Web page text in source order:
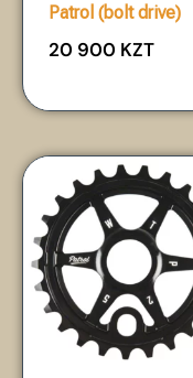
Patrol (bolt drive)
20 900 KZT